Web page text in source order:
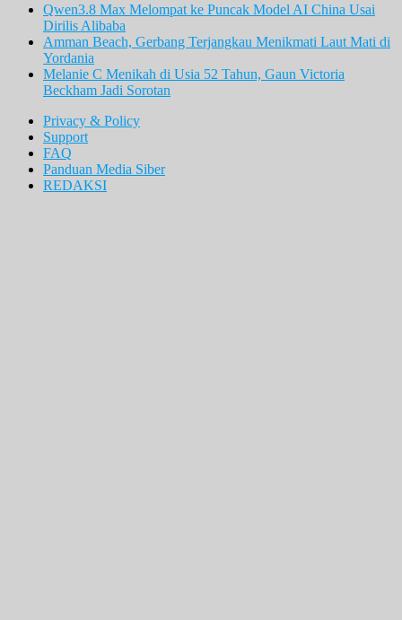
Qwen3.8 Max Melompat ke Puncak Model AI China Usai
Dirilis Alibaba
Amman Beach, Gerbang Terjangkau Menikmati Laut Mati di
Yordania
Melanie C Menikah di Usia 52 Tahun, Gaun Victoria
Beckham Jadi Sorotan
Privacy & Policy
Support
FAQ
Panduan Media Siber
REDAKSI